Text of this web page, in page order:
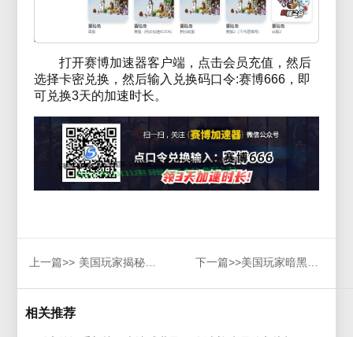
打开赛博加速器客户端，点击会员充值，然后
选择卡密兑换，然后输入兑换码口令:赛博666，即
可兑换3天的加速时长。
上一篇>> 美国玩家揭秘！稳定加速器解决《从军》游戏体验困境！ 下一篇>>美国玩家暗黑4 DLC登陆难题解决，超实用加速器选择与海外游玩卡顿攻略！
相关推荐